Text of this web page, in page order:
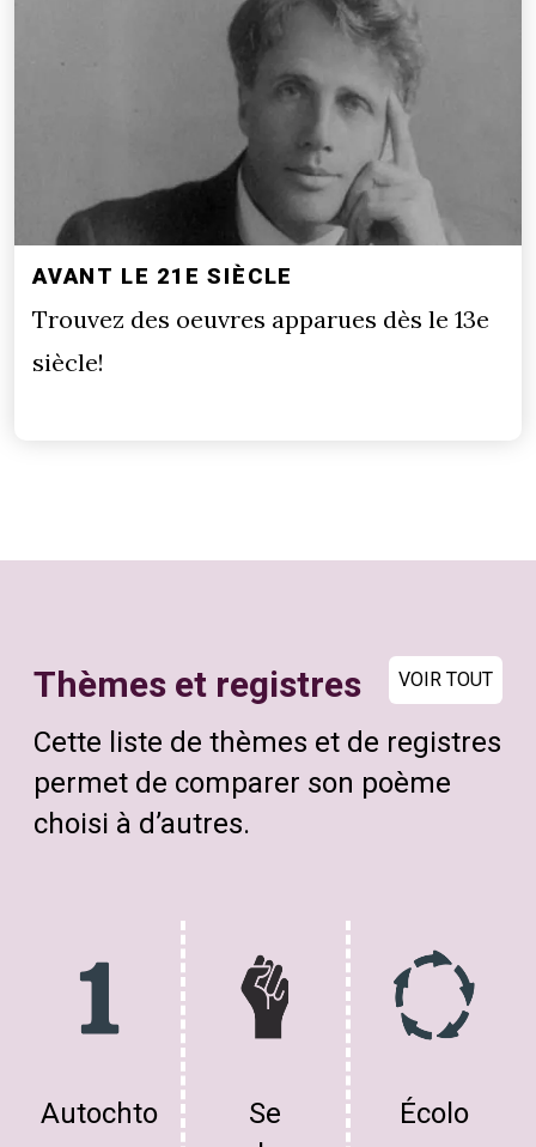
AVANT LE 21E SIÈCLE
Trouvez des oeuvres apparues dès le 13e
siècle!
Thèmes et registres
Cette liste de thèmes et de registres
permet de comparer son poème
choisi à d’autres.
VOIR TOUT
Autochto
Se
Écolo